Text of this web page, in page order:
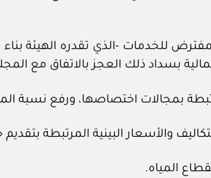
للخدمات -الذي تقدره الهيئة
بسداد ذلك العجز بالاتفاق مع